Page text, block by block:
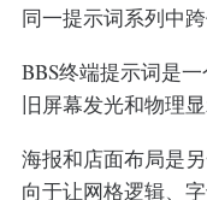
同一提示词系列中
BBS终端提示词是
旧屏幕发光和物理
海报和店面布局是
向于让网格逻辑、